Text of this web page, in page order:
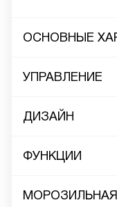
ОСНОВНЫЕ
УПРАВЛЕНИЕ
ДИЗАЙН
ФУНКЦИИ